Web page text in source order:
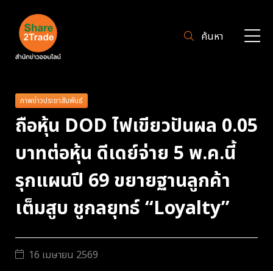
ค้นหา
ภาพข่าวประชาสัมพันธ์
ถือหุ้น DOD ไฟเขียวปันผล 0.05
บาทต่อหุ้น ดีเดย์จ่าย 5 พ.ค.นี้
รุกแผนปี 69 ขยายฐานลูกค้า
เต็มสูบ ชูกลยุทธ์ “Loyalty”
16 เมษายน 2569